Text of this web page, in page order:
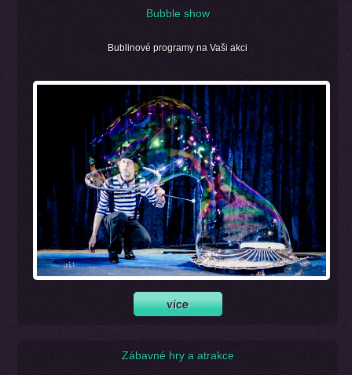
Bubble show
Bublinové programy na Vaši akci
Zábavné hry a atrakce